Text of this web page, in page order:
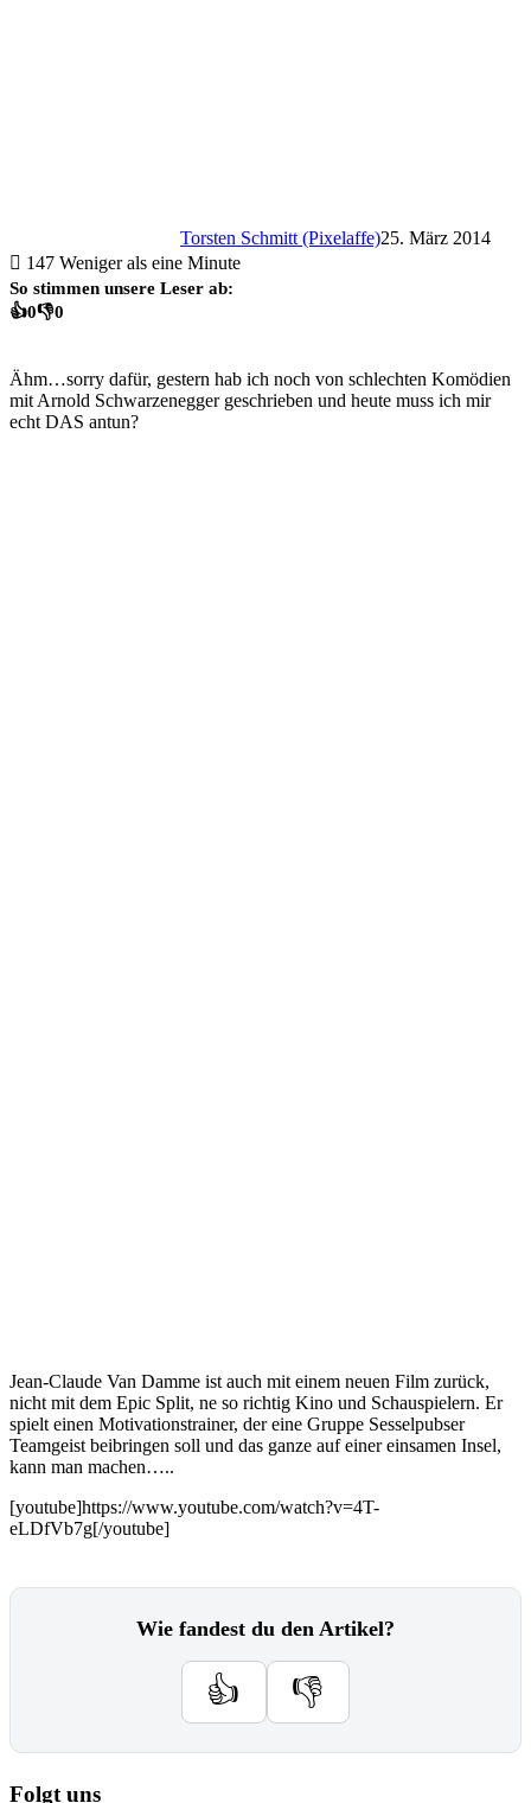
Torsten Schmitt (Pixelaffe)25. März 2014
147 Weniger als eine Minute
So stimmen unsere Leser ab:
👍0👎0
Ähm…sorry dafür, gestern hab ich noch von schlechten Komödien
mit Arnold Schwarzenegger geschrieben und heute muss ich mir
echt DAS antun?
Jean-Claude Van Damme ist auch mit einem neuen Film zurück,
nicht mit dem Epic Split, ne so richtig Kino und Schauspielern. Er
spielt einen Motivationstrainer, der eine Gruppe Sesselpubser
Teamgeist beibringen soll und das ganze auf einer einsamen Insel,
kann man machen…..
[youtube]https://www.youtube.com/watch?v=4T-
eLDfVb7g[/youtube]
Wie fandest du den Artikel?
👍 👎
Folgt uns